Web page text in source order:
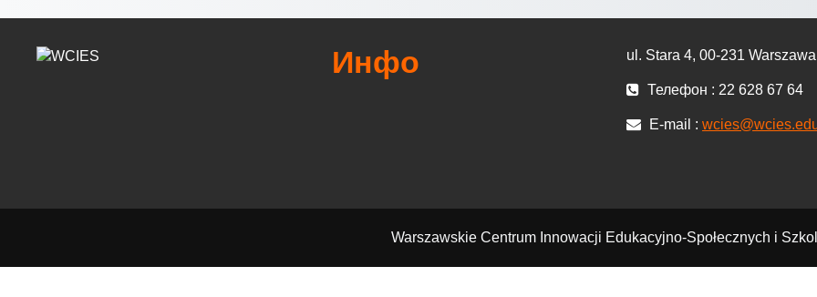
Инфо ul. Stara 4, 00-231 Warszawa
Телефон : 22 628 67 64
E-mail :
Warszawskie Centrum Innowacji Edukacyjno-Społecznych i